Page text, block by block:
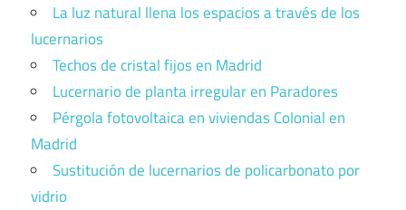
La luz natural llena los espacios a través de los
lucernarios
Techos de cristal fijos en Madrid
Lucernario de planta irregular en Paradores
Pérgola fotovoltaica en viviendas Colonial en
Madrid
Sustitución de lucernarios de policarbonato por
vidrio